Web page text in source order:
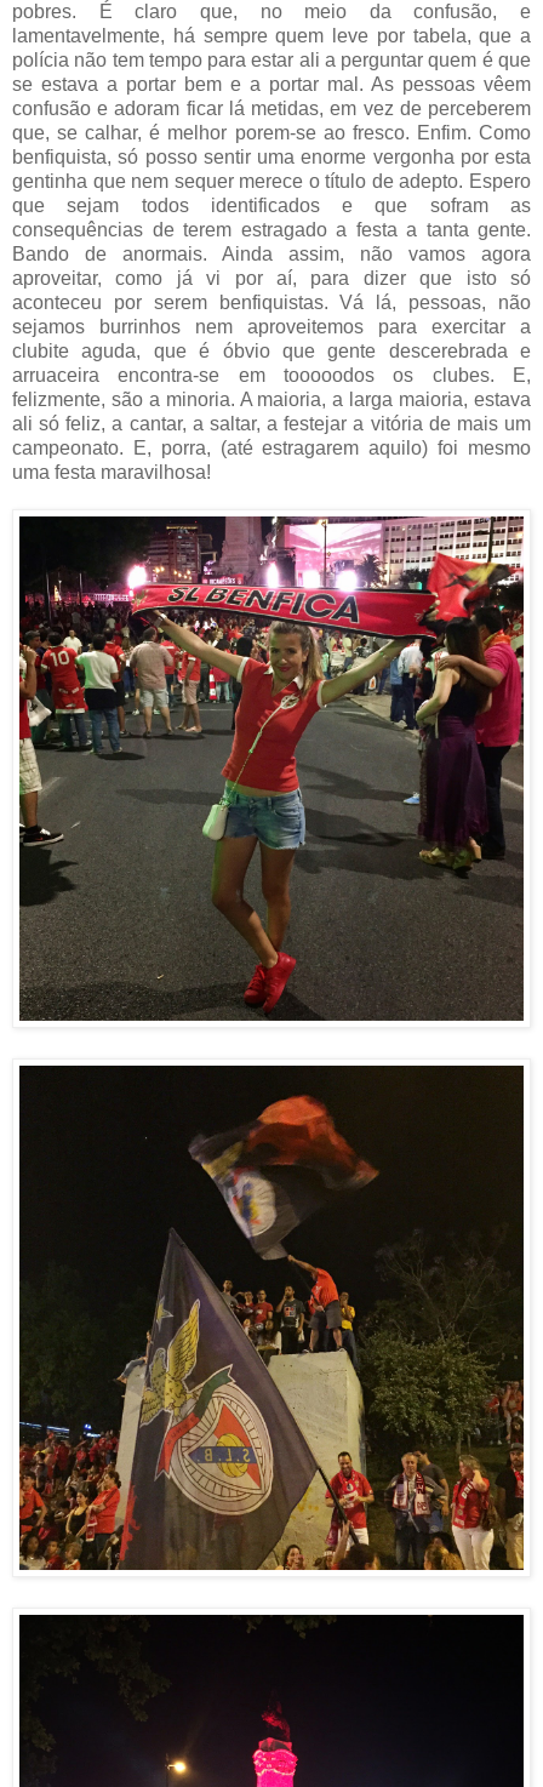
pobres. É claro que, no meio da confusão, e
lamentavelmente, há sempre quem leve por tabela, que a
polícia não tem tempo para estar ali a perguntar quem é que
se estava a portar bem e a portar mal. As pessoas vêem
confusão e adoram ficar lá metidas, em vez de perceberem
que, se calhar, é melhor porem-se ao fresco. Enfim. Como
benfiquista, só posso sentir uma enorme vergonha por esta
gentinha que nem sequer merece o título de adepto. Espero
que sejam todos identificados e que sofram as
consequências de terem estragado a festa a tanta gente.
Bando de anormais. Ainda assim, não vamos agora
aproveitar, como já vi por aí, para dizer que isto só
aconteceu por serem benfiquistas. Vá lá, pessoas, não
sejamos burrinhos nem aproveitemos para exercitar a
clubite aguda, que é óbvio que gente descerebrada e
arruaceira encontra-se em tooooodos os clubes. E,
felizmente, são a minoria. A maioria, a larga maioria, estava
ali só feliz, a cantar, a saltar, a festejar a vitória de mais um
campeonato. E, porra, (até estragarem aquilo) foi mesmo
uma festa maravilhosa!